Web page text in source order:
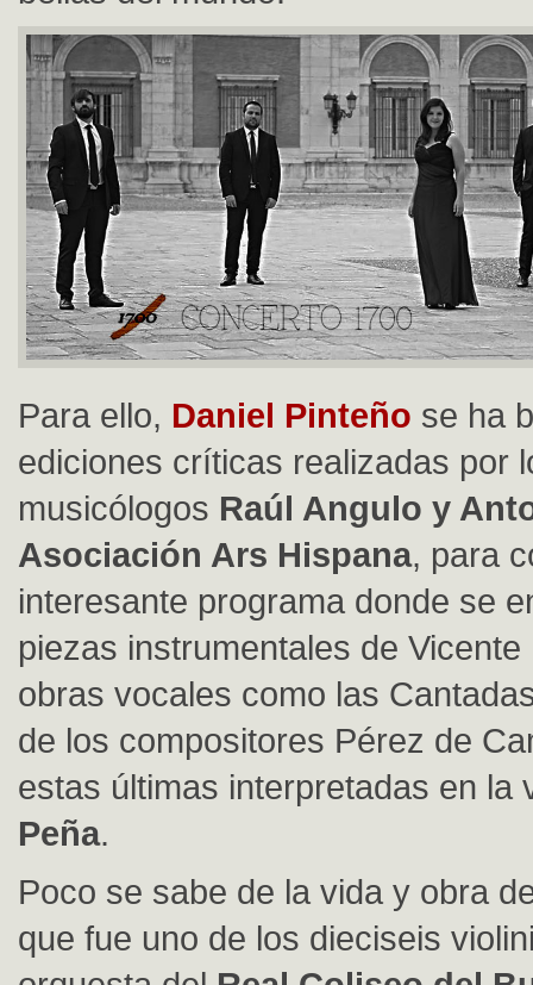
Para ello, Daniel Pinteño se ha
ediciones críticas realizadas por
musicólogos Raúl Angulo y
Asociación Ars Hispana, para
interesante programa donde se
piezas instrumentales de
obras vocales como las
de los compositores Pérez de
estas últimas interpretadas en la
Peña.
Poco se sabe de la vida y obra
que fue uno de los dieciseis